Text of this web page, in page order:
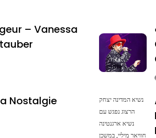
– Vanessa
Nostalgie
נשיא המדינה יצחק
הרצוג נפגש עם
נשיא ארגנטינה
חוויאר מיליי, במשכן
Génocide, Je Dis Guerre»: La